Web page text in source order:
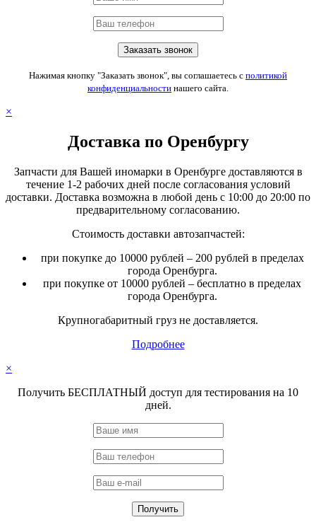
Нажимая кнопку "Заказать звонок", вы соглашаетесь с политикой
конфиденциальности нашего сайта.
×
Доставка по Оренбургу
Запчасти для Вашей иномарки в Оренбурге доставляются в
течение 1-2 рабочих дней после согласования условий
доставки. Доставка возможна в любой день с 10:00 до 20:00 по
предварительному согласованию.
Стоимость доставки автозапчастей:
при покупке до 10000 рублей – 200 рублей в пределах
города Оренбурга.
при покупке от 10000 рублей – бесплатно в пределах
города Оренбурга.
Крупногабаритный груз не доставляется.
Подробнее
×
Получить БЕСПЛАТНЫЙ доступ для тестирования на 10
дней.